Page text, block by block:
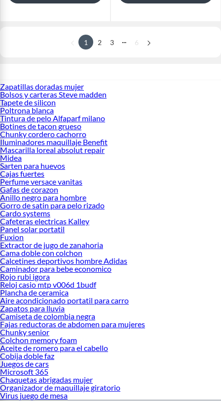
1 2 3 ... 6
Zapatillas doradas mujer
Bolsos y carteras Steve madden
Tapete de silicon
Poltrona blanca
Tintura de pelo Alfaparf milano
Botines de tacon grueso
Chunky cordero cachorro
Iluminadores maquillaje Benefit
Mascarilla loreal absolut repair
Midea
Sarten para huevos
Cajas fuertes
Perfume versace vanitas
Gafas de corazon
Anillo negro para hombre
Gorro de satin para pelo rizado
Cardo systems
Cafeteras electricas Kalley
Panel solar portatil
Fuxion
Extractor de jugo de zanahoria
Cama doble con colchon
Calcetines deportivos hombre Adidas
Caminador para bebe economico
Rojo rubi igora
Reloj casio mtp v006d 1budf
Plancha de ceramica
Aire acondicionado portatil para carro
Zapatos para lluvia
Camiseta de colombia negra
Fajas reductoras de abdomen para mujeres
Chunky senior
Colchon memory foam
Aceite de romero para el cabello
Cobija doble faz
Juegos de cars
Microsoft 365
Chaquetas abrigadas mujer
Organizador de maquillaje giratorio
Virus juego de mesa